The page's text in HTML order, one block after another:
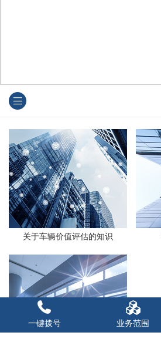
关于车辆价值评估的知识
一键拨号 业务范围